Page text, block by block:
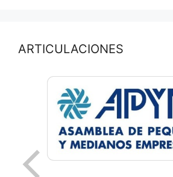
ARTICULACIONES